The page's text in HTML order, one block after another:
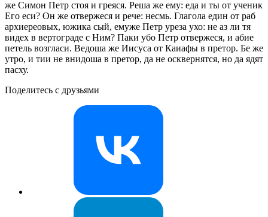
же Симон Петр стоя и греяся. Реша же ему: еда и ты от ученик
Его еси? Он же отвержеся и рече: несмь. Глагола един от раб
архиереовых, южика сый, емуже Петр уреза ухо: не аз ли тя
видех в вертограде с Ним? Паки убо Петр отвержеся, и абие
петель возгласи. Ведоша же Иисуса от Каиафы в претор. Бе же
утро, и тии не внидоша в претор, да не осквернятся, но да ядят
пасху.
Поделитесь с друзьями